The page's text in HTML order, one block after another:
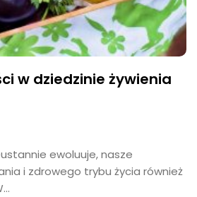
w dziedzinie żywienia
ewoluuje, nasze
i zdrowego trybu życia również